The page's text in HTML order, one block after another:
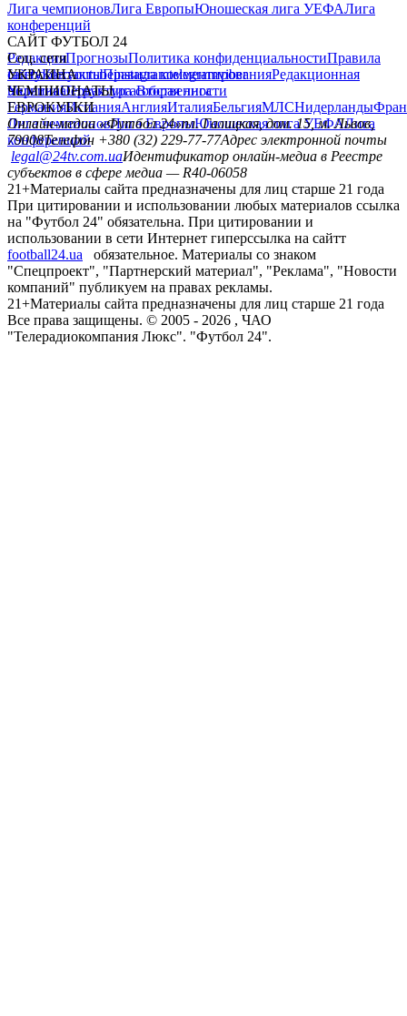
Лига чемпионовЛига ЕвропыЮношеская лига УЕФАЛига
конференций
САЙТ ФУТБОЛ 24
РедакцияПрогнозыПолитика конфиденциальностиПравила
сайтуКонтактыПравила комментированияРедакционная
политикаСтруктура собственности
Соц. сети
facebookxyoutubeinstagramtelegramviber
УКРАИНА
УкраинаПервая лигаВторая лига
ЧЕМПИОНАТЫ
ГерманияИспанияАнглияИталияБельгияМЛСНидерланды
ЕВРОКУБКИ
Лига чемпионовЛига ЕвропыЮношеская лига УЕФАЛига
конференций
Онлайн-медиа «Футбол 24»пл. Галицкая, дом. 15, м. Львов,
79008Телефон +380 (32) 229-77-77Адрес электронной почты
legal@24tv.com.uaИдентификатор онлайн-медиа в Реестре
субъектов в сфере медиа — R40-06058
21+Материалы сайта предназначены для лиц старше 21 года
При цитировании и использовании любых материалов ссылка
на "Футбол 24" обязательна. При цитировании и
использовании в сети Интернет гиперссылка на сайтт
football24.ua
обязательное. Материалы со знаком
"Спецпроект", "Партнерский материал", "Реклама", "Новости
компаний" публикуем на правах рекламы.
21+Материалы сайта предназначены для лиц старше 21 года
Все права защищены. © 2005 - 2026 , ЧАО
"Телерадиокомпания Люкс". "Футбол 24".